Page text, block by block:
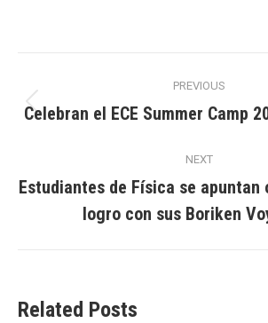
navigation
PREVIOUS
Previous
Celebran el ECE Summer Camp
NEXT
Next
post:
Estudiantes de Física se
logro con sus Boriken
Related Posts